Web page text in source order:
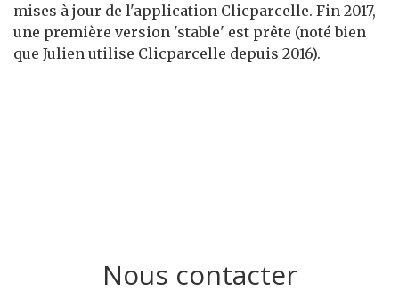
mises à jour de l'application Clicparcelle. Fin 2017,
une première version 'stable' est prête (noté bien
que Julien utilise Clicparcelle depuis 2016).
Nous contacter